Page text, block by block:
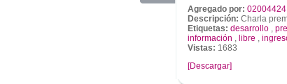
Agregado por: 02004424
Descripción: Charla
Etiquetas: desarrollo
información
libre
Vistas: 1683
[Descargar]